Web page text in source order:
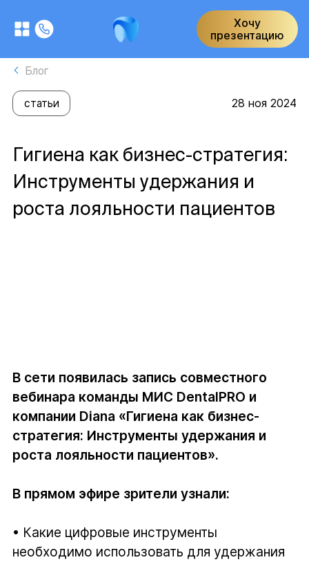
Хочу
презентацию
Блог
статьи 28 ноя 2024
Гигиена как бизнес-стратегия:
Инструменты удержания и
роста лояльности пациентов
В сети появилась запись совместного
вебинара команды МИС DentalPRO и
компании Diana «Гигиена как бизнес-
стратегия: Инструменты удержания и
роста лояльности пациентов».
В прямом эфире зрители узнали:
• Какие цифровые инструменты
необходимо использовать для удержания